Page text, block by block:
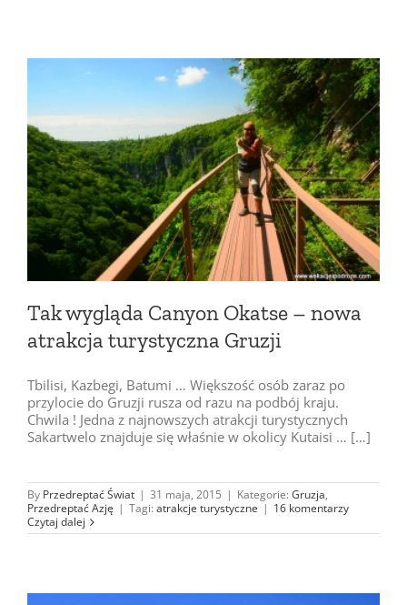
Tak wygląda Canyon Okatse – nowa
atrakcja turystyczna Gruzji
Tbilisi, Kazbegi, Batumi … Większość osób zaraz po
przylocie do Gruzji rusza od razu na podbój kraju.
Chwila ! Jedna z najnowszych atrakcji turystycznych
Sakartwelo znajduje się właśnie w okolicy Kutaisi … […]
By Przedreptać Świat | 31 maja, 2015 | Kategorie: Gruzja,
Przedreptać Azję | Tagi: atrakcje turystyczne | 16 komentarzy
Czytaj dalej